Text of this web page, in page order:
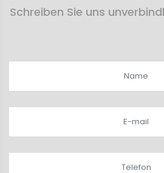
Schreiben Sie uns